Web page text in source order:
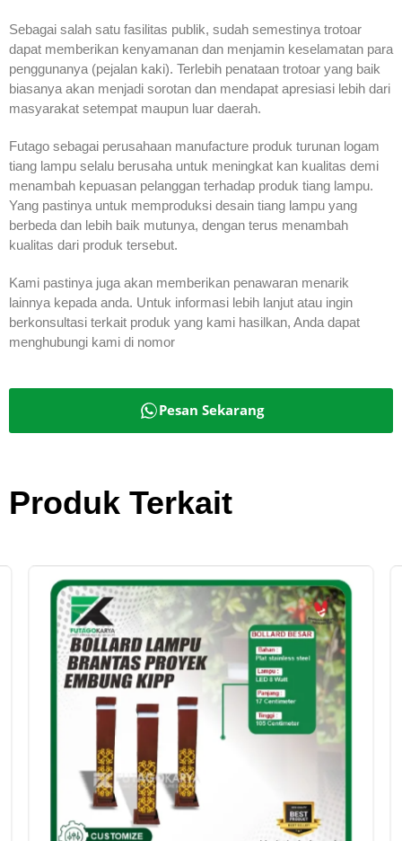
Sebagai salah satu fasilitas publik, sudah semestinya trotoar
dapat memberikan kenyamanan dan menjamin keselamatan para
penggunanya (pejalan kaki). Terlebih penataan trotoar yang baik
biasanya akan menjadi sorotan dan mendapat apresiasi lebih dari
masyarakat setempat maupun luar daerah.
Futago sebagai perusahaan manufacture produk turunan logam
tiang lampu selalu berusaha untuk meningkat kan kualitas demi
menambah kepuasan pelanggan terhadap produk tiang lampu.
Yang pastinya untuk memproduksi desain tiang lampu yang
berbeda dan lebih baik mutunya, dengan terus menambah
kualitas dari produk tersebut.
Kami pastinya juga akan memberikan penawaran menarik
lainnya kepada anda. Untuk informasi lebih lanjut atau ingin
berkonsultasi terkait produk yang kami hasilkan, Anda dapat
menghubungi kami di nomor
Pesan Sekarang
Produk Terkait